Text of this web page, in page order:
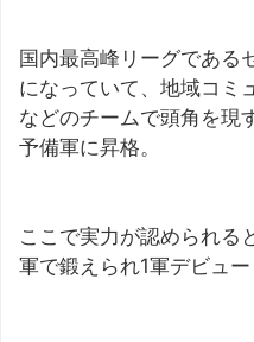
国内最高峰リーグである
になっていて、地域コミ
などのチームで頭角を現
予備軍に昇格。
ここで実力が認められる
軍で鍛えられ1軍デビュー